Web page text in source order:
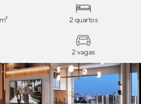
2 quartos
2 vagas